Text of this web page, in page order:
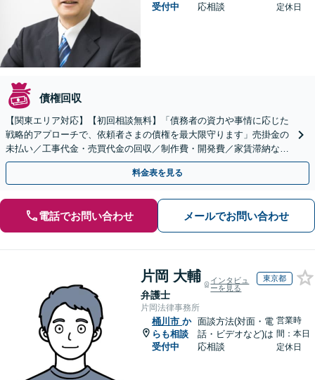
受付中
応相談
定休日
債権回収
【関東エリア対応】【初回相談無料】「債務者の資力や事情に応じた
戦略的アプローチで、依頼者さまの債権を最大限守ります」売掛金の
未払い／工事代金・売買代金の回収／制作費・開発費／家賃滞納な
ど、事業活動で発生するあらゆる債権回収に実績あり
料金表を見る
電話でお問い合わせ メールでお問い合わせ
片岡 大輔
弁護士
インタビュ
ーを見る
東京都
片岡法律事務所
桶川市 か
らも相談
受付中
面談方法(対面・電
話・ビデオなど)は
応相談
営業時
間：本日
定休日